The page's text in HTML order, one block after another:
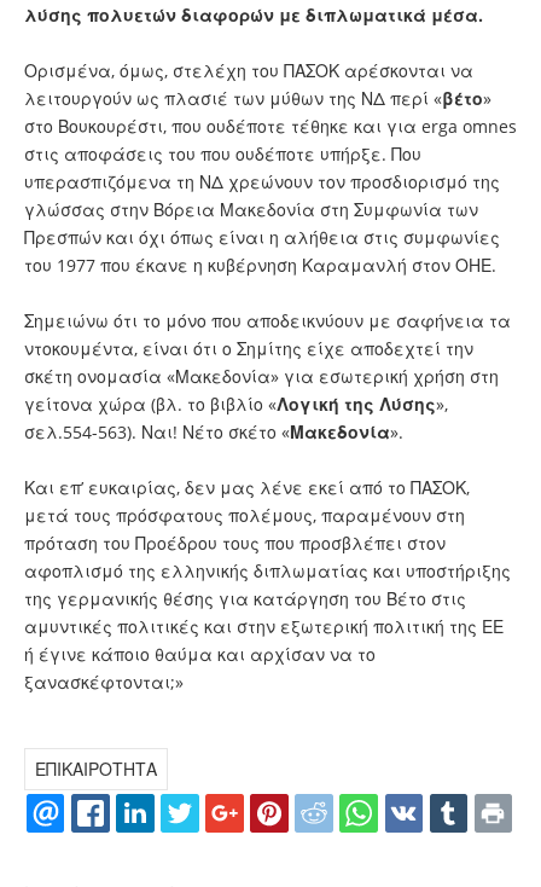
λύσης πολυετών διαφορών με διπλωματικά μέσα.
Ορισμένα, όμως, στελέχη του ΠΑΣΟΚ αρέσκονται να
λειτουργούν ως πλασιέ των μύθων της ΝΔ περί «βέτο»
στο Βουκουρέστι, που ουδέποτε τέθηκε και για erga omnes
στις αποφάσεις του που ουδέποτε υπήρξε. Που
υπερασπιζόμενα τη ΝΔ χρεώνουν τον προσδιορισμό της
γλώσσας στην Βόρεια Μακεδονία στη Συμφωνία των
Πρεσπών και όχι όπως είναι η αλήθεια στις συμφωνίες
του 1977 που έκανε η κυβέρνηση Καραμανλή στον ΟΗΕ.
Σημειώνω ότι το μόνο που αποδεικνύουν με σαφήνεια τα
ντοκουμέντα, είναι ότι ο Σημίτης είχε αποδεχτεί την
σκέτη ονομασία «Μακεδονία» για εσωτερική χρήση στη
γείτονα χώρα (βλ. το βιβλίο «Λογική της Λύσης»,
σελ.554-563). Ναι! Νέτο σκέτο «Μακεδονία».
Και επ’ ευκαιρίας, δεν μας λένε εκεί από το ΠΑΣΟΚ,
μετά τους πρόσφατους πολέμους, παραμένουν στη
πρόταση του Προέδρου τους που προσβλέπει στον
αφοπλισμό της ελληνικής διπλωματίας και υποστήριξης
της γερμανικής θέσης για κατάργηση του Βέτο στις
αμυντικές πολιτικές και στην εξωτερική πολιτική της ΕΕ
ή έγινε κάποιο θαύμα και αρχίσαν να το
ξανασκέφτονται;»
ΕΠΙΚΑΙΡΟΤΗΤΑ